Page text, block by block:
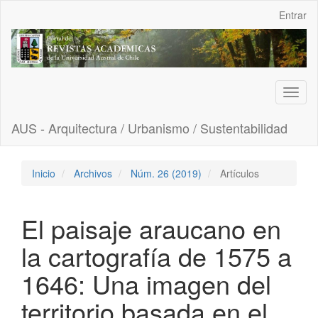
Contenido
principal
Barra
Entrar
AUS - Arquitectura / Urbanismo / Sustentabilidad
Inicio Archivos Núm. 26 (2019) Artículos
El paisaje araucano en
la cartografía de 1575 a
1646: Una imagen del